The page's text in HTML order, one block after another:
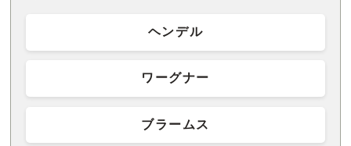
ヘンデル
ワーグナー
ブラームス